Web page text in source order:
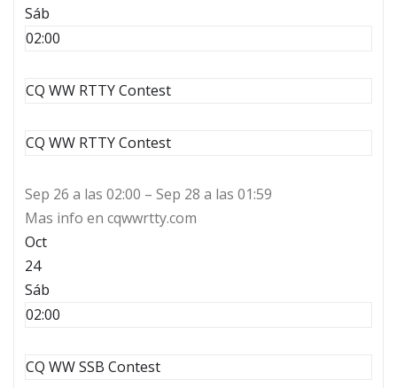
Sáb
02:00
CQ WW RTTY Contest
CQ WW RTTY Contest
Sep 26 a las 02:00 – Sep 28 a las 01:59
Mas info en cqwwrtty.com
Oct
24
Sáb
02:00
CQ WW SSB Contest